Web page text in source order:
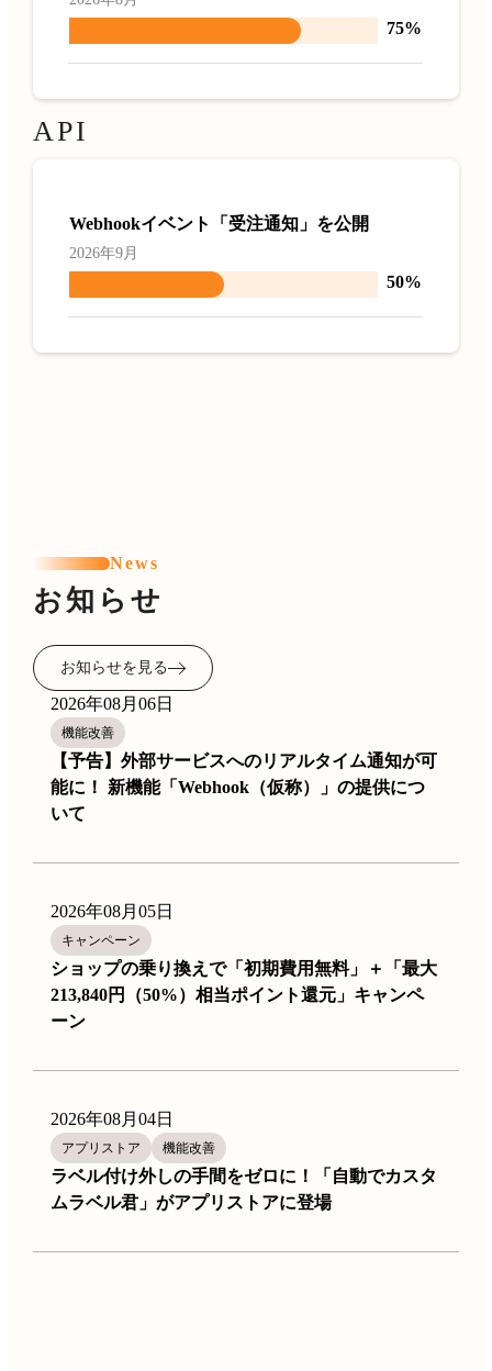
75%
API
Webhookイベント「受注通知」を公開
2026年9月
50%
News
お知らせ
お知らせを見る
2026年08月06日
機能改善
【予告】外部サービスへのリアルタイム通知が可
能に！ 新機能「Webhook（仮称）」の提供につ
いて
2026年08月05日
キャンペーン
ショップの乗り換えで「初期費用無料」＋「最大
213,840円（50%）相当ポイント還元」キャンペ
ーン
2026年08月04日
アプリストア 機能改善
ラベル付け外しの手間をゼロに！「自動でカスタ
ムラベル君」がアプリストアに登場